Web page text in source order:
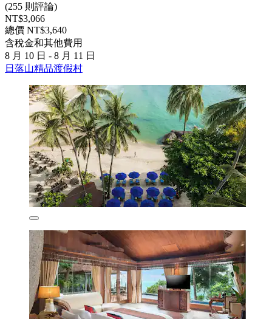
(255 則評論)
NT$3,066
總價 NT$3,640
含稅金和其他費用
8 月 10 日 - 8 月 11 日
日落山精品渡假村